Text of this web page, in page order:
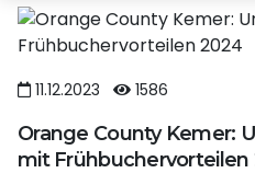
11.12.2023 1586
Orange County Kemer:
mit Frühbuchervorteilen